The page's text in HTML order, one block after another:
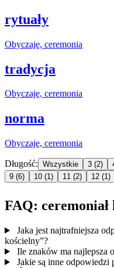
rytuały
Obyczaje, ceremonia
tradycja
Obyczaje, ceremonia
norma
Obyczaje, ceremonia
Długość: Wszystkie 3 (2)
9 (6) 10 (1) 11 (2) 12 (1)
FAQ: ceremoniał
Jaka jest najtrafniejsza
kościelny”?
Ile znaków ma najlepsza
Jakie są inne odpowiedzi